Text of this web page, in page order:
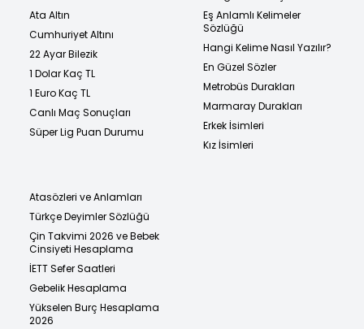
Ata Altın
Cumhuriyet Altını
22 Ayar Bilezik
1 Dolar Kaç TL
1 Euro Kaç TL
Canlı Maç Sonuçları
Süper Lig Puan Durumu
Eş Anlamlı Kelimeler
Sözlüğü
Hangi Kelime Nasıl Yazılır?
En Güzel Sözler
Metrobüs Durakları
Marmaray Durakları
Erkek İsimleri
Kız İsimleri
Atasözleri ve Anlamları
Türkçe Deyimler Sözlüğü
Çin Takvimi 2026 ve Bebek
Cinsiyeti Hesaplama
İETT Sefer Saatleri
Gebelik Hesaplama
Yükselen Burç Hesaplama
2026